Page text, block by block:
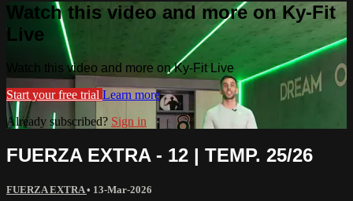
Watch this video and more on Ky-Fit
Live
Watch this video and more on Ky-Fit Live
Start your free trial Learn more
Already subscribed? Sign in
FUERZA EXTRA - 12 | TEMP. 25/26
FUERZA EXTRA• 13-Mar-2026